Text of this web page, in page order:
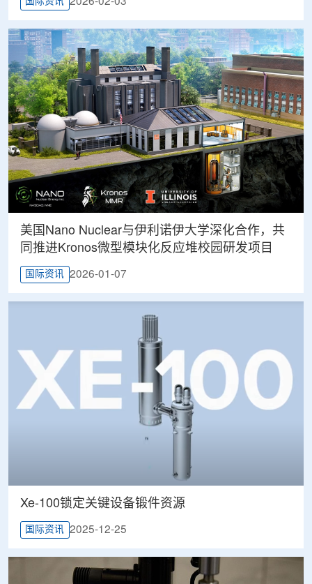
美国Nano Nuclear与伊利诺伊大学深化合作，共
同推进Kronos微型模块化反应堆校园研发项目
国际资讯 2026-01-07
Xe-100锁定关键设备锻件资源
国际资讯 2025-12-25